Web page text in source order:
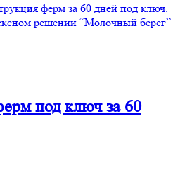
ферм за 60 дней под ключ.
решении “Молочный берег”
под ключ за 60